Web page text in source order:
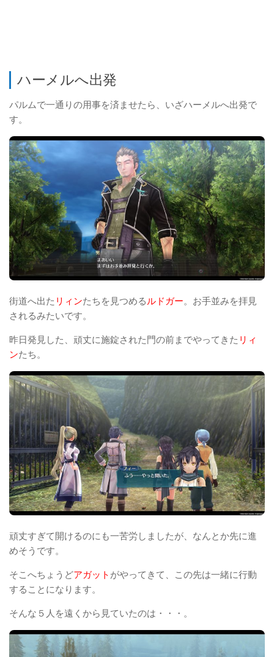
ハーメルへ出発
パルムで一通りの用事を済ませたら、いざハーメルへ出発で
す。
街道へ出た リィンたちを見つめるルドガー。お手並みを拝見
されるみたいです。
昨日発見した、頑丈に施錠された門の前までやってきた リィ
ンたち。
頑丈すぎて開けるのにも一苦労しましたが、なんとか先に進
めそうです。
そこへちょうどアガット がやってきて、この先は一緒に行動
することになります。
そんな５人を遠くから見ていたのは・・・。